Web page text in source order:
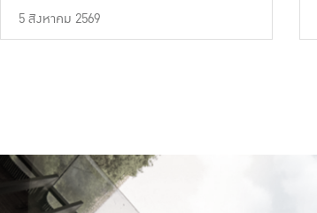
5 สิงหาคม 2569